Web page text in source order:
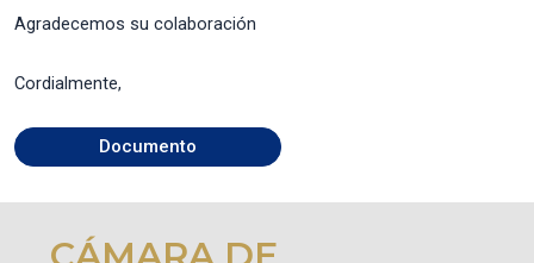
Agradecemos su colaboración
Cordialmente,
Documento